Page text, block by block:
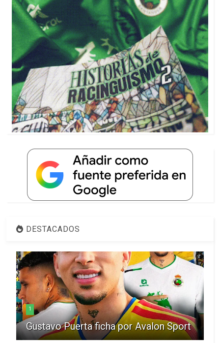
DESTACADOS
1
Gustavo Puerta ficha por Avalon Sport